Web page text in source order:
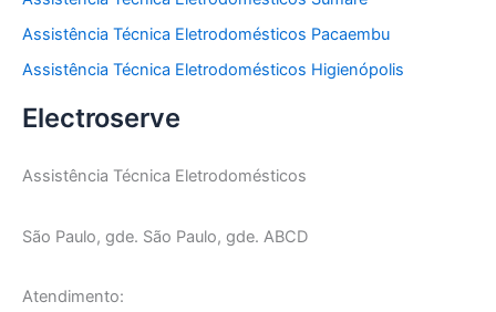
Assistência Técnica Eletrodomésticos Pacaembu
Assistência Técnica Eletrodomésticos Higienópolis
Electroserve
Assistência Técnica Eletrodomésticos
São Paulo, gde. São Paulo, gde. ABCD
Atendimento: